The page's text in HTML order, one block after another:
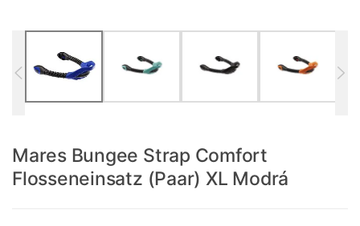
Mares Bungee Strap Comfort
Flosseneinsatz (Paar) XL Modrá